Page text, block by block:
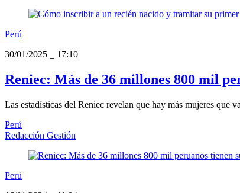
Perú
30/01/2025
17:10
Reniec: Más de 36 millones 800 mil
Las estadísticas del Reniec revelan que hay más mujeres que
Perú
Redacción Gestión
Perú